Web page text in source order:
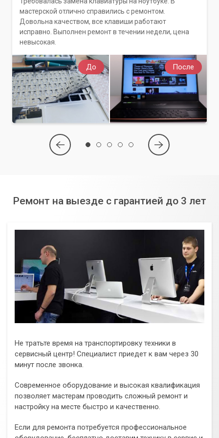
проблем с Bluetooth профессионалам – верните себе
комфорт беспроводных технологий!
До После
мастерской отлично справились с ремонтом.
Довольна качеством, все клавиши работают
исправно. Выполнен ремонт в течении недели, цена
невысокая.
Ремонт на выезде с гарантией до 3 лет
Не тратьте время на транспортировку техники в
сервисный центр! Специалист приедет к вам через 30
минут после звонка.
Современное оборудование и высокая квалификация
позволяет мастерам проводить сложный ремонт и
настройку на месте быстро и качественно.
Если для ремонта потребуется профессиональное